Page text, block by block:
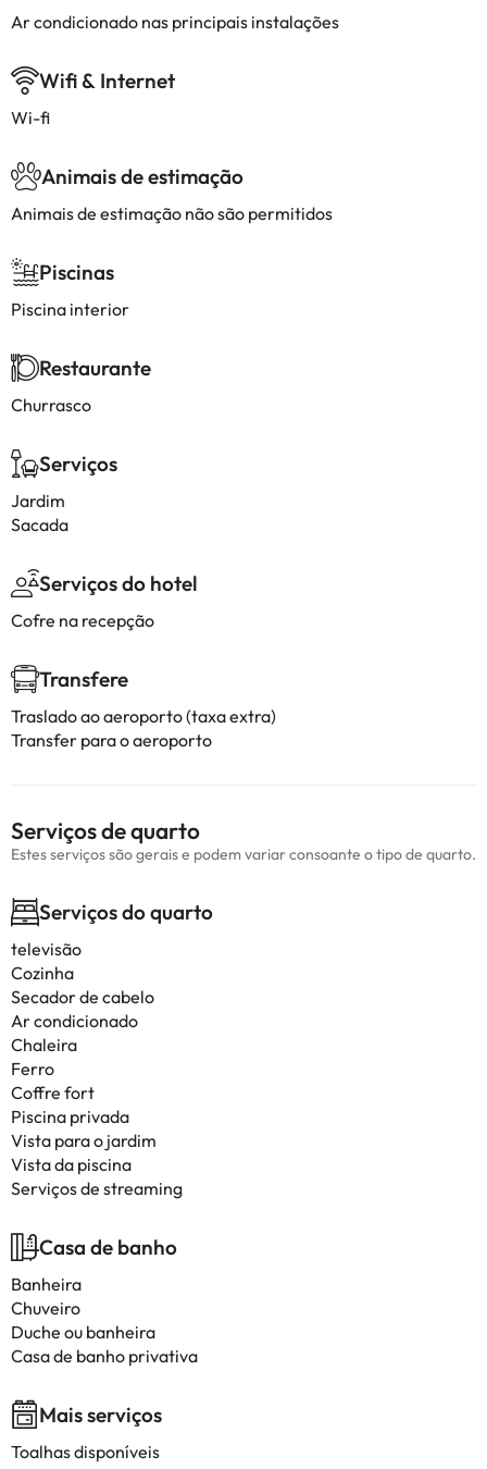
Ar condicionado nas principais instalações
Wifi & Internet
Wi-fi
Animais de estimação
Animais de estimação não são permitidos
Piscinas
Piscina interior
Restaurante
Churrasco
Serviços
Jardim
Sacada
Serviços do hotel
Cofre na recepção
Transfere
Traslado ao aeroporto (taxa extra)
Transfer para o aeroporto
Serviços de quarto
Estes serviços são gerais e podem variar consoante o tipo de quarto.
Serviços do quarto
televisão
Cozinha
Secador de cabelo
Ar condicionado
Chaleira
Ferro
Coffre fort
Piscina privada
Vista para o jardim
Vista da piscina
Serviços de streaming
Casa de banho
Banheira
Chuveiro
Duche ou banheira
Casa de banho privativa
Mais serviços
Toalhas disponíveis